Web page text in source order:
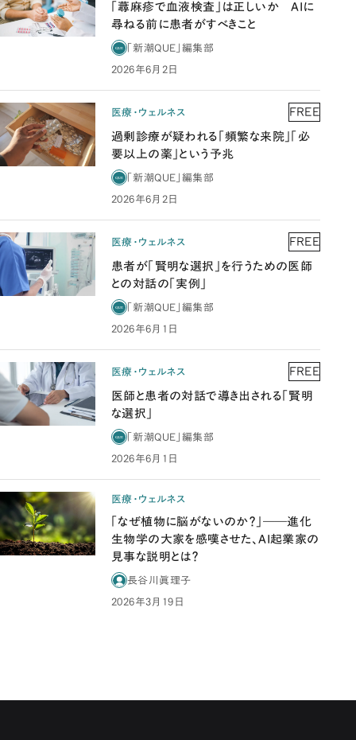
「蕁麻疹で血液検査」は正しいか AIに
尋ねる前に患者がすべきこと
「新潮QUE」編集部
2026年6月2日
医療・ウェルネス FREE
過剰診療が疑われる「頻繁な来院」「必
要以上の薬」という予兆
「新潮QUE」編集部
2026年6月2日
医療・ウェルネス FREE
患者が「賢明な選択」を行うための医師
との対話の「実例」
「新潮QUE」編集部
2026年6月1日
医療・ウェルネス FREE
医師と患者の対話で導き出される「賢明
な選択」
「新潮QUE」編集部
2026年6月1日
医療・ウェルネス
「なぜ植物に脳がないのか？」――進化
生物学の大家を感嘆させた、AI起業家の
見事な説明とは？
長谷川眞理子
2026年3月19日